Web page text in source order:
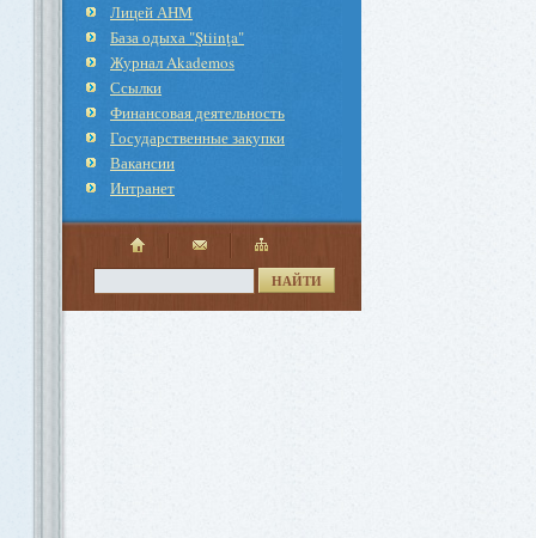
Лицей АНМ
База одыха "Ştiinţa"
Журнал Akademos
Ссылки
Финансовая деятельность
Государственные закупки
Вакансии
Интранет
НАЙТИ